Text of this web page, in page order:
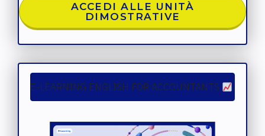
ACCEDI ALLE UNITÀ
DIMOSTRATIVE
E-LEARNING ENGLISH FOR ACCOUNTANTS